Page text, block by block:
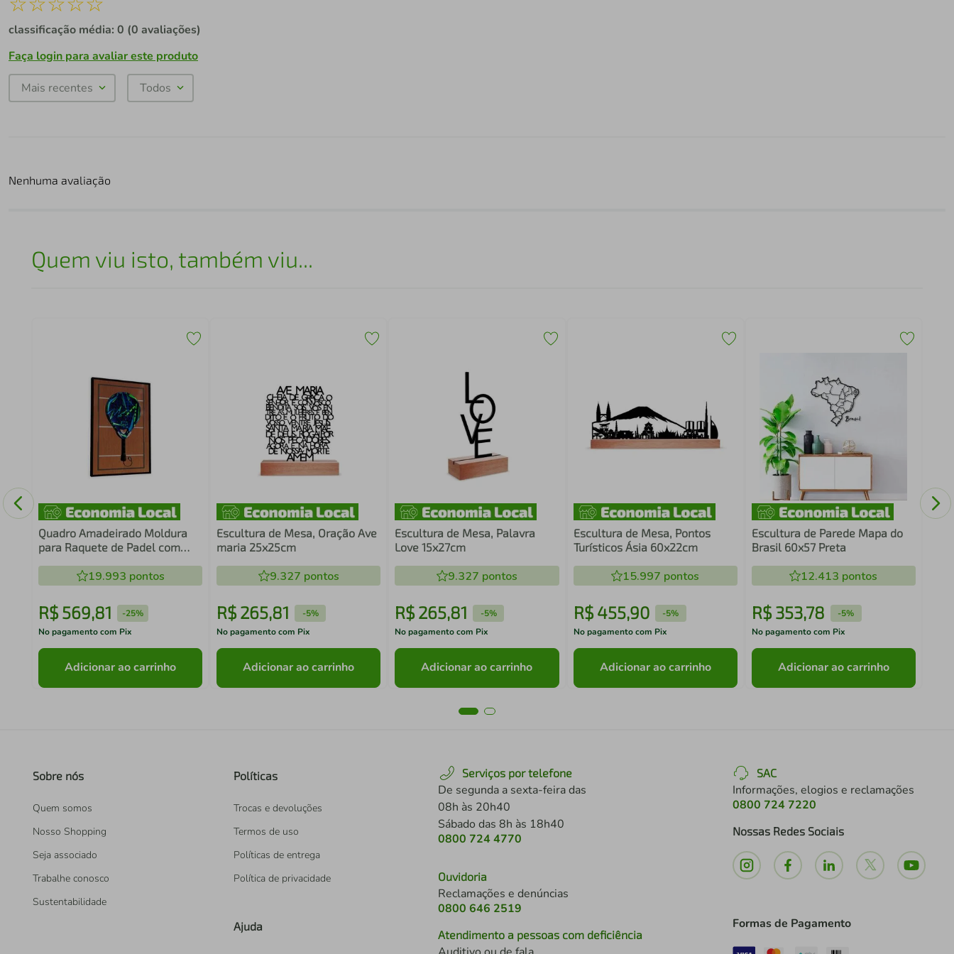
classificação média: 0 (0 avaliações)
Faça login para avaliar este produto
Mais recentes Todos
Nenhuma avaliação
Quem viu isto, também viu...
Quadro Amadeirado Moldura
para Raquete de Padel com
19.993 pontos
R$ 569,81 -25%
No pagamento com Pix
Adicionar ao carrinho
Escultura de Mesa, Oração Ave
maria 25x25cm
9.327 pontos
R$ 265,81 -5%
No pagamento com Pix
Adicionar ao carrinho
Escultura de Mesa, Palavra
Love 15x27cm
9.327 pontos
R$265,81 -5%
No pagamento com Pix
Adicionar ao carrinho
Escultura de Mesa, Pontos
Turísticos Ásia 60x22cm
15.997 pontos
R$ 455,90 -5%
No pagamento com Pix
Adicionar ao carrinho
Escultura de Parede Mapa do
Brasil 60x57 Preta
12.413 pontos
R$ 353,78 -5%
No pagamento com Pix
Adicionar ao carrinho
Sobre nós
Quem somos
Nosso Shopping
Seja associado
Trabalhe conosco
Sustentabilidade
Políticas
Trocas e devoluções
Termos de uso
Políticas de entrega
Política de privacidade
Ajuda
Serviços por telefone
De segunda a sexta-feira das
08h às 20h40
Sábado das 8h às 18h40
0800 724 4770
Ouvidoria
Reclamações e denúncias
0800 646 2519
Atendimento a pessoas com deficiência
SAC
Informações, elogios e reclamações
0800 724 7220
Nossas Redes Sociais
Formas de Pagamento